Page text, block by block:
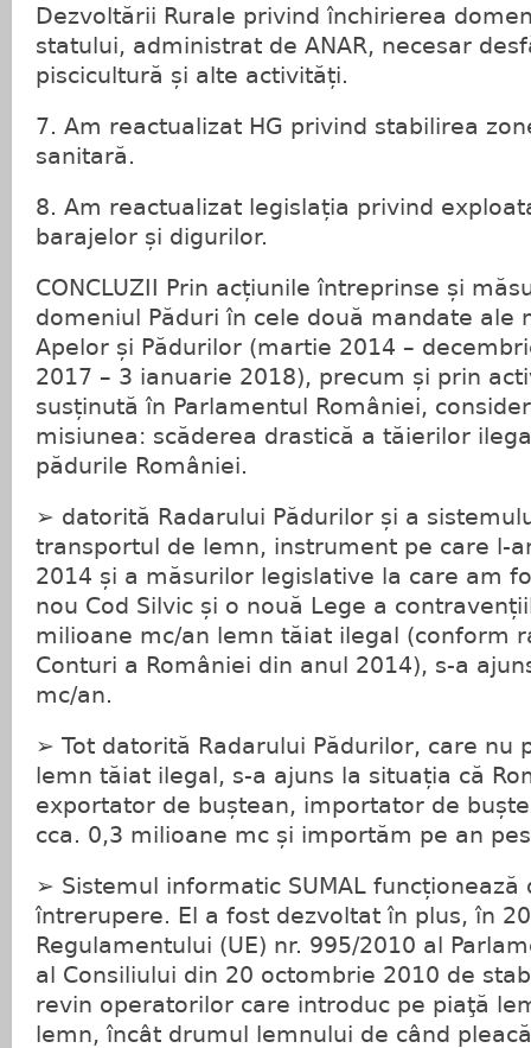
Dezvoltării Rurale privind închirierea
statului, administrat de ANAR, necesar
piscicultură și alte activități.
7. Am reactualizat HG privind stabilirea
sanitară.
8. Am reactualizat legislația privind
barajelor și digurilor.
CONCLUZII Prin acțiunile întreprinse și
domeniul Păduri în cele două mandate ale
Apelor și Pădurilor (martie 2014 –
2017 – 3 ianuarie 2018), precum și prin
susținută în Parlamentul României,
misiunea: scăderea drastică a tăierilor
pădurile României.
➢ datorită Radarului Pădurilor și a
transportul de lemn, instrument pe care l-
2014 și a măsurilor legislative la care am
nou Cod Silvic și o nouă Lege a
milioane mc/an lemn tăiat ilegal (conform
Conturi a României din anul 2014), s-a
mc/an.
➢ Tot datorită Radarului Pădurilor, care nu
lemn tăiat ilegal, s-a ajuns la situația că
exportator de buștean, importator de
cca. 0,3 milioane mc și importăm pe an
➢ Sistemul informatic SUMAL funcționează
întrerupere. El a fost dezvoltat în plus, în
Regulamentului (UE) nr. 995/2010 al
al Consiliului din 20 octombrie 2010 de
revin operatorilor care introduc pe piaţă
lemn, încât drumul lemnului de când